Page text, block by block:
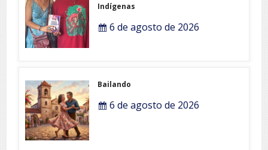
Indígenas
6 de agosto de 2026
Bailando
6 de agosto de 2026